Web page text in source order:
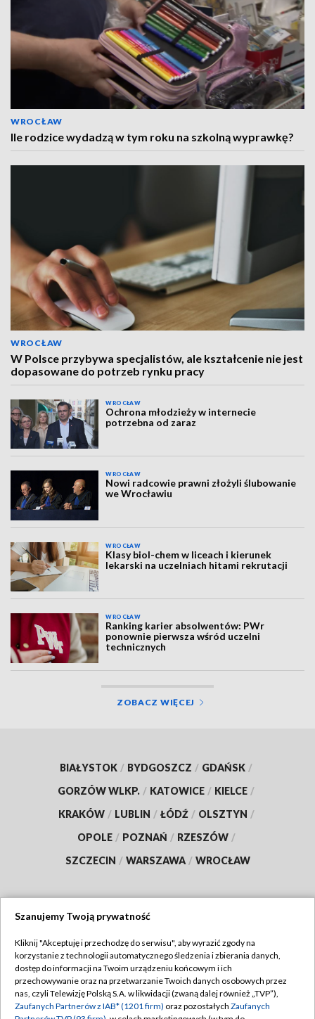
WROCŁAW
Ile rodzice wydadzą w tym roku na szkolną wyprawkę?
WROCŁAW
W Polsce przybywa specjalistów, ale kształcenie nie jest
dopasowane do potrzeb rynku pracy
WROCŁAW
Ochrona młodzieży w internecie
potrzebna od zaraz
WROCŁAW
Nowi radcowie prawni złożyli ślubowanie
we Wrocławiu
WROCŁAW
Klasy biol-chem w liceach i kierunek
lekarski na uczelniach hitami rekrutacji
WROCŁAW
Ranking karier absolwentów: PWr
ponownie pierwsza wśród uczelni
technicznych
ZOBACZ WIĘCEJ
BIAŁYSTOK / BYDGOSZCZ / GDAŃSK /
GORZÓW WLKP. / KATOWICE / KIELCE /
KRAKÓW / LUBLIN / ŁÓDŹ / OLSZTYN /
OPOLE / POZNAŃ / RZESZÓW /
SZCZECIN / WARSZAWA / WROCŁAW
TVP
Abonament TVP
Emisja w TVP
Regulamin TVP
Polityka prywatności
Szanujemy Twoją prywatność
Kliknij "Akceptuję i przechodzę do serwisu", aby wyrazić zgody na
korzystanie z technologii automatycznego śledzenia i zbierania danych,
dostęp do informacji na Twoim urządzeniu końcowym i ich
przechowywanie oraz na przetwarzanie Twoich danych osobowych przez
nas, czyli Telewizję Polską S.A. w likwidacji (zwaną dalej również „TVP”),
Zaufanych Partnerów z IAB* (1201 firm) oraz pozostałych Zaufanych